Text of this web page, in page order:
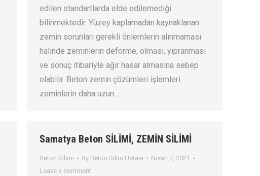
edilen standartlarda elde edilemediği
bilinmektedir. Yüzey kaplamadan kaynaklanan
zemin sorunları gerekli önlemlerin alınmaması
halinde zeminlerin deforme, olması, yıpranması
ve sonuç itibariyle ağır hasar almasına sebep
olabilir. Beton zemin çözümleri işlemleri
zeminlerin daha uzun…
Samatya Beton SİLİMİ, ZEMİN SİLİMİ
Beton Silimi By Beton Silim Ustası
Nisan 7, 2021
Leave a comment